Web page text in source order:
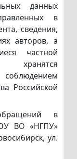
данных
в
сведения,
авторов, а
частной
Российской
в
ВО «НГПУ»
ул.